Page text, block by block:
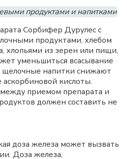
продуктами и напитками
Сорбифер Дурулес с
продуктами, хлебом
хлопьями из зерен или пищи,
уменьшиться всасывание
щелочные напитки снижают
аскорбиновой кислоты.
приемом препарата и
должен составить не
доза железа может вызвать
Доза железа,